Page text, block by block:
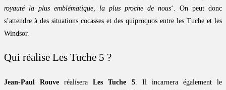
royauté la plus emblématique, la plus proche de nous‘. On peut donc
s’attendre à des situations cocasses et des quiproquos entre les Tuche et les
Windsor.
Qui réalise Les Tuche 5 ?
Jean-Paul Rouve réaliseraLes Tuche 5. Il incarnera également le